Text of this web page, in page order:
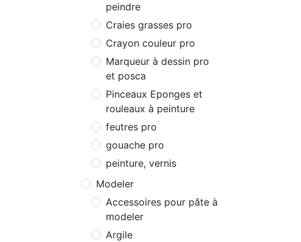
peindre
Craies grasses pro
Crayon couleur pro
Marqueur à dessin pro
et posca
Pinceaux Eponges et
rouleaux à peinture
feutres pro
gouache pro
peinture, vernis
Modeler
Accessoires pour pâte à
modeler
Argile